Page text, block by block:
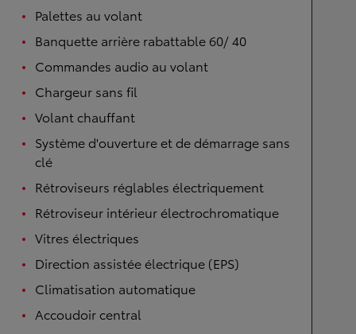
Palettes au volant
Banquette arrière rabattable 60/ 40
Commandes audio au volant
Chargeur sans fil
Volant chauffant
Système d'ouverture et de démarrage sans
clé
Rétroviseurs réglables électriquement
Rétroviseur intérieur électrochromatique
Vitres électriques
Direction assistée électrique (EPS)
Climatisation automatique
Accoudoir central